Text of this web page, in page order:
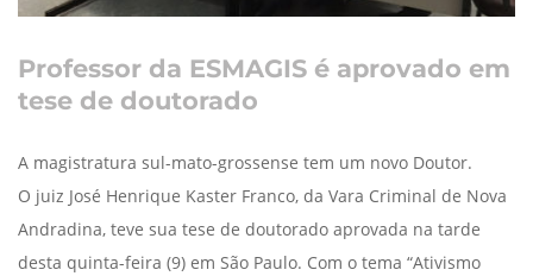
Professor da ESMAGIS é aprovado em
tese de doutorado
A magistratura sul-mato-grossense tem um novo Doutor.
O juiz José Henrique Kaster Franco, da Vara Criminal de Nova
Andradina, teve sua tese de doutorado aprovada na tarde
desta quinta-feira (9) em São Paulo. Com o tema “Ativismo